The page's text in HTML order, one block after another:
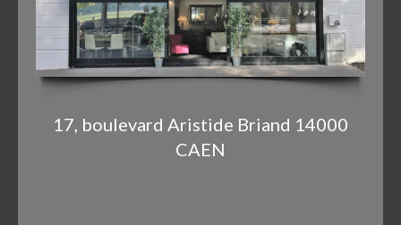
17, boulevard Aristide Briand 14000
CAEN